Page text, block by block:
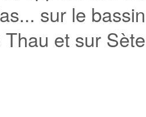
sur le bassin
Thau et sur Sète